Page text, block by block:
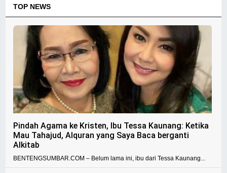
TOP NEWS
Pindah Agama ke Kristen, Ibu Tessa Kaunang: Ketika
Mau Tahajud, Alquran yang Saya Baca berganti
Alkitab
BENTENGSUMBAR.COM – Belum lama ini, ibu dari Tessa Kaunang...